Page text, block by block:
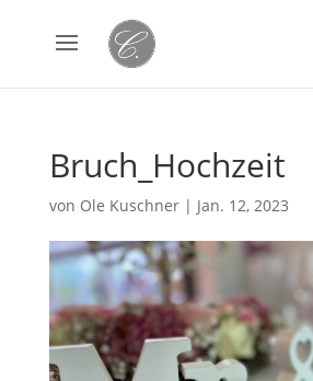
Bruch_Hochzeit
von Ole Kuschner| Jan. 12, 2023